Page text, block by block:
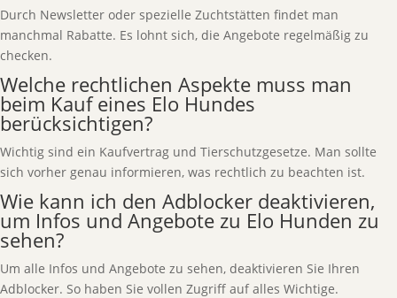
Durch Newsletter oder spezielle Zuchtstätten findet man
manchmal Rabatte. Es lohnt sich, die Angebote regelmäßig zu
checken.
Welche rechtlichen Aspekte muss man
beim Kauf eines Elo Hundes
berücksichtigen?
Wichtig sind ein Kaufvertrag und Tierschutzgesetze. Man sollte
sich vorher genau informieren, was rechtlich zu beachten ist.
Wie kann ich den Adblocker deaktivieren,
um Infos und Angebote zu Elo Hunden zu
sehen?
Um alle Infos und Angebote zu sehen, deaktivieren Sie Ihren
Adblocker. So haben Sie vollen Zugriff auf alles Wichtige.